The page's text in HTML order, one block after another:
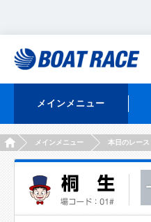
メインメニュー
HOMEメインメニュー 本日のレース